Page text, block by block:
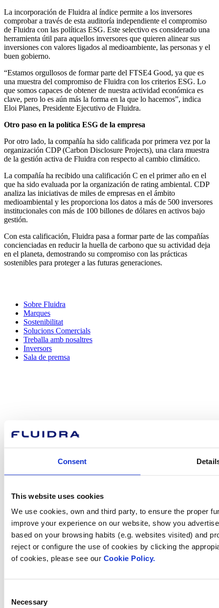
Consent
This website uses cookies
We use cookies, own and third party, to ensure the proper
improve your experience on our website, show you
based on your browsing habits (e.g. websites visited) and
reject or configure the use of cookies by clicking the
of cookies, please see our Cookie Policy.
Selection
Necessary
La incorporación de Fluidra al índice permite a los inversores
comprobar a través de esta auditoría independiente el compromiso
de Fluidra con las políticas ESG. Este selectivo es considerado una
herramienta útil para aquellos inversores que quieren alinear sus
inversiones con valores ligados al medioambiente, las personas y el
buen gobierno.
“Estamos orgullosos de formar parte del FTSE4 Good, ya que es
una muestra del compromiso de Fluidra con los criterios ESG. Lo
que somos capaces de obtener de nuestra actividad económica es
clave, pero lo es aún más la forma en la que lo hacemos”, indica
Eloi Planes, Presidente Ejecutivo de Fluidra.
Otro paso en la política ESG de la empresa
Por otro lado, la compañía ha sido calificada por primera vez por la
organización CDP (Carbon Disclosure Projects), una clara muestra
de la gestión activa de Fluidra con respecto al cambio climático.
La compañía ha recibido una calificación C en el primer año en el
que ha sido evaluada por la organización de rating ambiental. CDP
analiza las iniciativas de miles de empresas en el ámbito
medioambiental y les proporciona los datos a más de 500 inversores
institucionales con más de 100 billones de dólares en activos bajo
gestión.
Con esta calificación, Fluidra pasa a formar parte de las compañías
concienciadas en reducir la huella de carbono que su actividad deja
en el planeta, demostrando su compromiso con las prácticas
sostenibles para proteger a las futuras generaciones.
Sobre Fluidra
Marques
Sostenibilitat
Solucions Comercials
Treballa amb nosaltres
Inversors
Sala de premsa
ajudar-te?
Contacta amb nosaltres
Trobi Fluidra
al seu país